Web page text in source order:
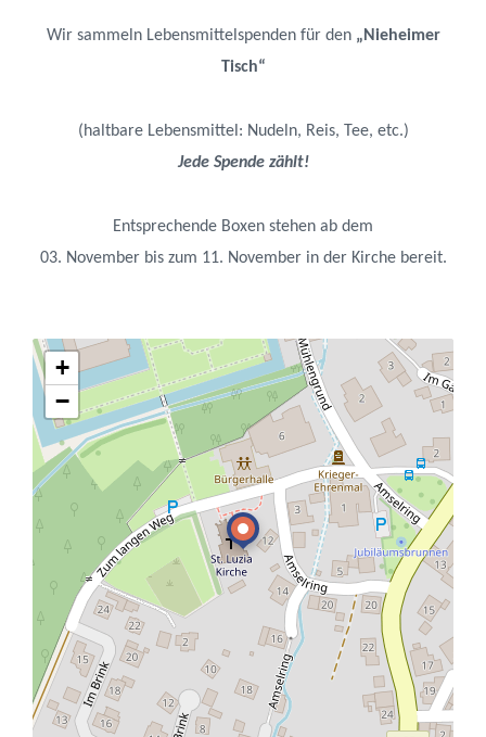
Wir sammeln Lebensmittelspenden für den „Nieheimer
Tisch“
(haltbare Lebensmittel: Nudeln, Reis, Tee, etc.)
Jede Spende zählt!
Entsprechende Boxen stehen ab dem
03. November bis zum 11. November in der Kirche bereit.
+
−